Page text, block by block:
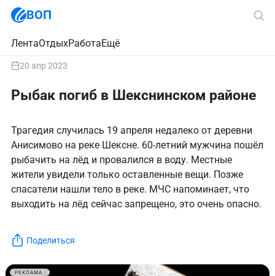
ВОП
ЛентаОтдыхРаботаЕщё
20 апр 2023
Рыбак погиб в Шекснинском районе
Трагедия случилась 19 апреля недалеко от деревни
Анисимово на реке Шексне. 60-летний мужчина пошёл
рыбачить на лёд и провалился в воду. Местные
жители увидели только оставленные вещи. Позже
спасатели нашли тело в реке. МЧС напоминает, что
выходить на лёд сейчас запрещено, это очень опасно.
Поделиться
РЕКЛАМА